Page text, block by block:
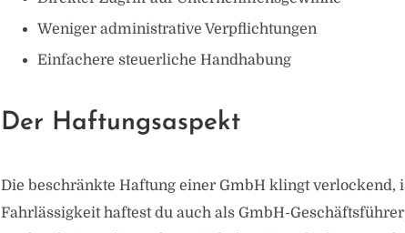
Weniger administrative Verpflichtungen
Einfachere steuerliche Handhabung
Der Haftungsaspekt
Die beschränkte Haftung einer GmbH klingt
Fahrlässigkeit haftest du auch als GmbH-